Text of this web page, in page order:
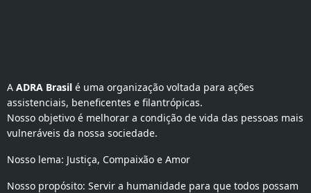
A ADRA Brasil é uma organização voltada para ações
assistenciais, beneficentes e filantrópicas.
Nosso objetivo é melhorar a condição de vida das pessoas mais
vulneráveis da nossa sociedade.
Nosso lema: Justiça, Compaixão e Amor
Nosso propósito: Servir a humanidade para que todos possam